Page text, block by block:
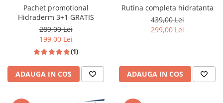
Pachet promotional
Hidraderm 3+1 GRATIS
289,00 Lei
199,00 Lei
(1)
ADAUGA IN COS
Rutina completa hidratanta
439,00 Lei
299,00 Lei
ADAUGA IN COS